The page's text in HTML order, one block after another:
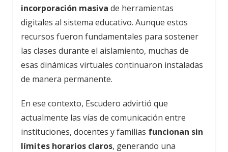
incorporación masiva de herramientas
digitales al sistema educativo. Aunque estos
recursos fueron fundamentales para sostener
las clases durante el aislamiento, muchas de
esas dinámicas virtuales continuaron instaladas
de manera permanente.
En ese contexto, Escudero advirtió que
actualmente las vías de comunicación entre
instituciones, docentes y familias funcionan sin
límites horarios claros, generando una